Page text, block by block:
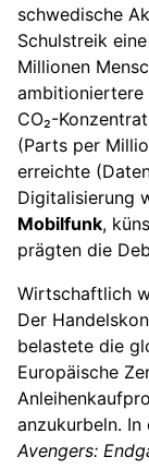
schwedische
Schulstreik
Millionen
ambitioniertere
CO₂-
(Parts per
erreichte
Digitalisierung
Mobilfunk,
prägten die
Wirtschaftlich
Der
belastete die
Europäische
anzukurbeln.
Avengers: